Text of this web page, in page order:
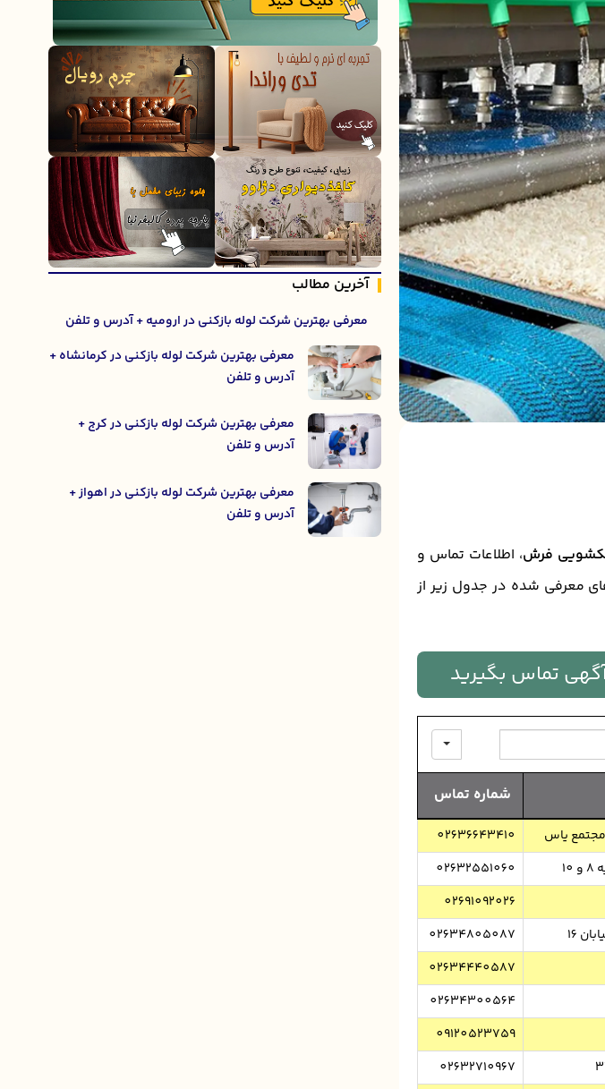
فرش، اطلاعات تماس و
معرفی شده در جدول زیر از
آگهی تماس بگیرید
شماره تماس
02636643410
02632551060
02691092026
16
02634805087
02634440587
02634300564
09120523759
02632710967
آخرین مطالب
معرفی بهترین شرکت لوله بازکنی در ارومیه + آدرس و تلفن
معرفی بهترین شرکت لوله بازکنی در کرمانشاه +
آدرس و تلفن
معرفی بهترین شرکت لوله بازکنی در کرج +
آدرس و تلفن
معرفی بهترین شرکت لوله بازکنی در اهواز +
آدرس و تلفن